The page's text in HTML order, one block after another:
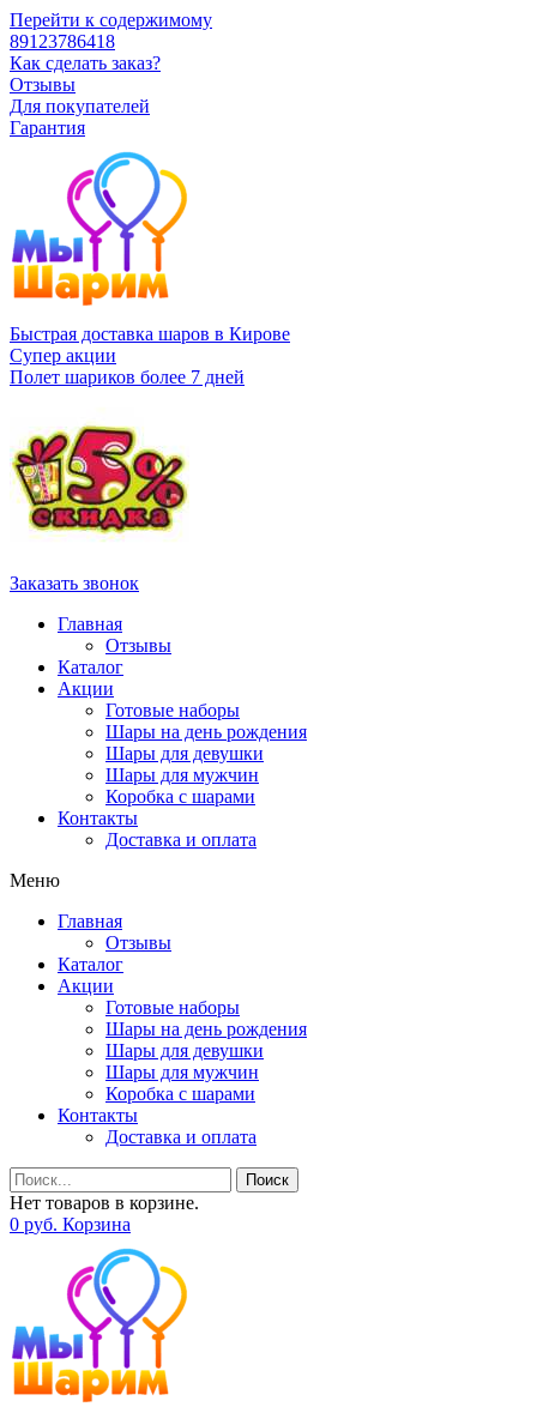
Перейти к содержимому
89123786418
Как сделать заказ?
Отзывы
Для покупателей
Гарантия
Быстрая доставка шаров в Кирове
Супер акции
Полет шариков более 7 дней
Заказать звонок
Главная
Отзывы
Каталог
Акции
Готовые наборы
Шары на день рождения
Шары для девушки
Шары для мужчин
Коробка с шарами
Контакты
Доставка и оплата
Меню
Главная
Отзывы
Каталог
Акции
Готовые наборы
Шары на день рождения
Шары для девушки
Шары для мужчин
Коробка с шарами
Контакты
Доставка и оплата
Поиск
Нет товаров в корзине.
0 руб. Корзина